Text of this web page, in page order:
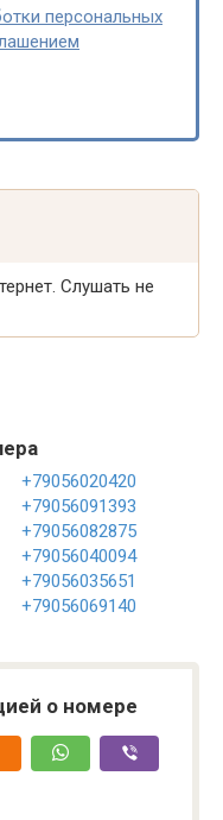
персональных
Слушать не
+79056020420
+79056091393
+79056082875
+79056040094
+79056035651
+79056069140
о номере